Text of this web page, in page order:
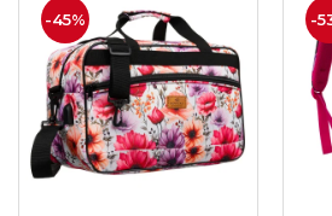
-45% -